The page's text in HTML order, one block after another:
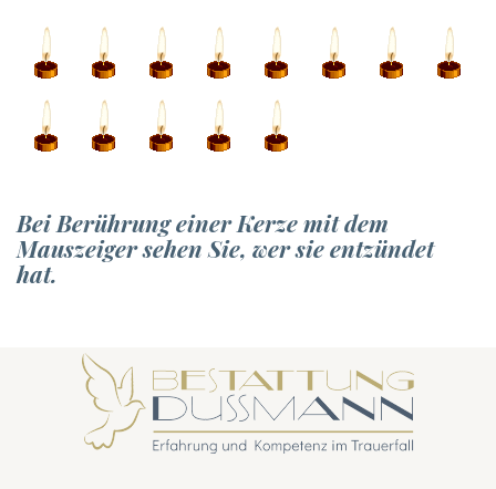
Bei Berührung einer Kerze mit dem
Mauszeiger sehen Sie, wer sie entzündet
hat.